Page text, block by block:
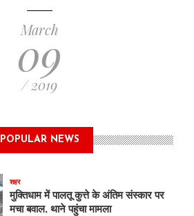
March
09
/ 2019
POPULAR NEWS
शहर
मुक्तिधाम में पालतू कुत्ते के अंतिम संस्कार पर
मचा बवाल, थाने पहुंचा मामला